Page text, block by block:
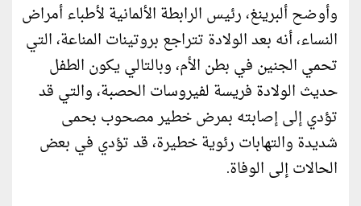
وأوضح ألبرينغ، رئيس الرابطة الألمانية لأطباء أمراض
النساء، أنه بعد الولادة تتراجع بروتينات المناعة، التي
تحمي الجنين في بطن الأم، وبالتالي يكون الطفل
حديث الولادة فريسة لفيروسات الحصبة، والتي قد
تؤدي إلى إصابته بمرض خطير مصحوب بحمى
شديدة والتهابات رئوية خطيرة، قد تؤدي في بعض
الحالات إلى الوفاة.